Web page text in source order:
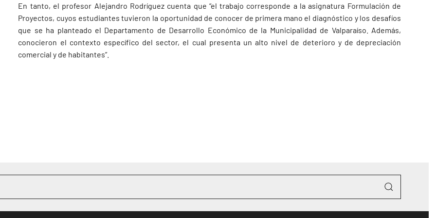
En tanto, el profesor Alejandro Rodríguez cuenta que “el trabajo corresponde a la asignatura Formulación de
Proyectos, cuyos estudiantes tuvieron la oportunidad de conocer de primera mano el diagnóstico y los desafíos
que se ha planteado el Departamento de Desarrollo Económico de la Municipalidad de Valparaíso. Además,
conocieron el contexto específico del sector, el cual presenta un alto nivel de deterioro y de depreciación
comercial y de habitantes”.